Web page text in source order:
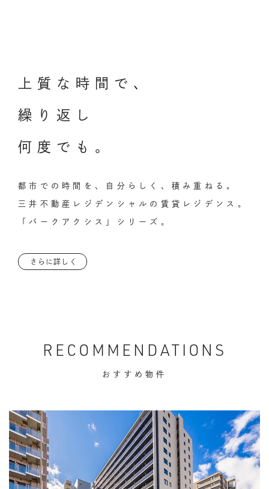
上 質 な 時 間 で 、
繰 り 返 し
何 度 で も 。
都市での時間を、 自分らしく、積み重ねる。
三井不動産 レジデンシャルの賃貸 レジデンス。
「パークアクシス」シリーズ。
さらに詳しく
RECOMMENDATIONS
おすすめ物件